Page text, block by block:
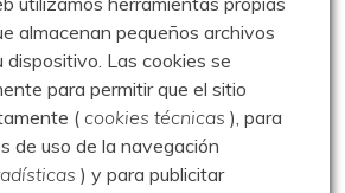
con niños
la vía azul
almacenan pequeños archivos
dispositivo. Las cookies se
para permitir que el sitio
(cookies técnicas ), para
de uso de la navegación
) y para publicitar